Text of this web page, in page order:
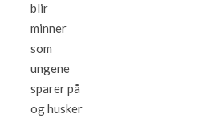
blir
minner
som
ungene
sparer på
og husker